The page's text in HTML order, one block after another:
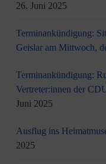
26. Juni 2025
Terminankündigung:
Geislar am Mittwoch,
Terminankündigung:
Vertreter:innen der
Juni 2025
Ausflug ins
2025